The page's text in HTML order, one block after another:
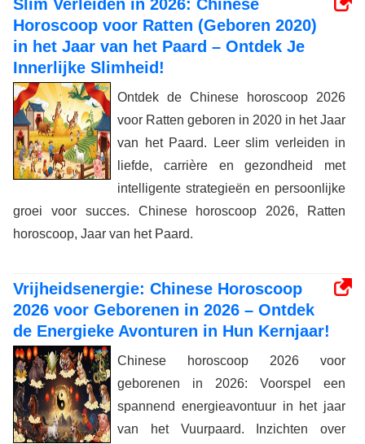
Slim Verleiden in 2026: Chinese
Horoscoop voor Ratten (Geboren 2020)
in het Jaar van het Paard – Ontdek Je
Innerlijke Slimheid!
Ontdek de Chinese horoscoop 2026
voor Ratten geboren in 2020 in het Jaar
van het Paard. Leer slim verleiden in
liefde, carrière en gezondheid met
intelligente strategieën en persoonlijke
groei voor succes. Chinese horoscoop 2026, Ratten
horoscoop, Jaar van het Paard.
Vrijheidsenergie: Chinese Horoscoop
2026 voor Geborenen in 2026 – Ontdek
de Energieke Avonturen in Hun Kernjaar!
Chinese horoscoop 2026 voor
geborenen in 2026: Voorspel een
spannend energieavontuur in het jaar
van het Vuurpaard. Inzichten over